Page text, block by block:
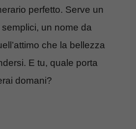
perfetto. Serve un
un nome da
che la bellezza
E tu, quale porta
domani?